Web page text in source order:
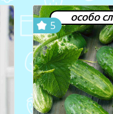
особо
5